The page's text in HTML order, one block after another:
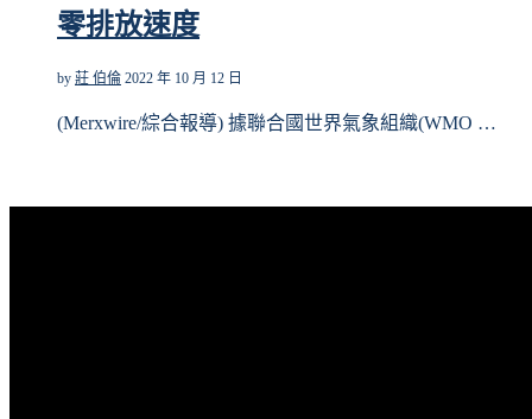
零排放速度
by 莊 伯倫 2022 年 10 月 12 日
(Merxwire/綜合報導) 據聯合國世界氣象組織(WMO …